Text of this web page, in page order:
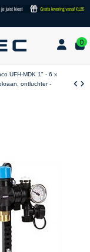
0
UFH-MDK 1" - 6 x
ontluchter -